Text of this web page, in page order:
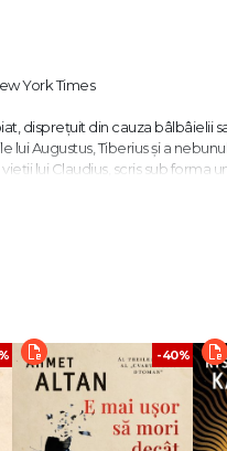
York Times
disprețuit din cauza bâlbâielii
Augustus, Tiberius și a
lui Claudius, scris sub
mi-e greu să spun. Chiar
un vehicul mai bun pentru a
Dar, veți întreba, cine
străstrănepoții mei, ci
mult, sa aveți impresia că vă
mie. " Robert Graves
unul dintre cei mai mari
-40%